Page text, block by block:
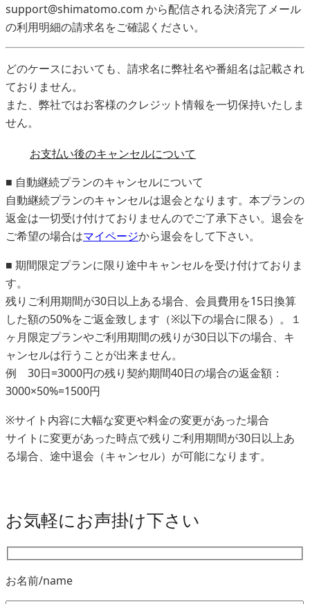
support@shimatomo.com から配信される決済完了メール
の利用明細の請求名をご確認ください。
どのケースにおいても、請求名に弊社名や番組名は記載され
ておりません。
また、弊社ではお客様のクレジット情報を一切保持いたしま
せん。
お支払い後のキャンセルについて
■ 自動継続プランのキャンセルについて
自動継続プランのキャンセルは退会となります。本プランの
返金は一切受け付けておりませんのでご了承下さい。退会を
ご希望の場合はマイページから退会をして下さい。
■ 期間限定プランに限り途中キャンセルを受け付けておりま
す。
残りご利用期間が30日以上ある場合、会員費用を15日換算
した額の50%をご返金致します（※以下の場合に限る）。１
ヶ月限定プランやご利用期間の残りが30日以下の場合、キ
ャンセルは行うことが出来ません。
例 30日=3000円の残り契約期間40日の場合の返金額：
3000×50%=1500円
※サイト内容に大幅な変更や料金の変更があった場合
サイトに変更があった時点で残りご利用期間が30日以上あ
る場合、途中退会（キャンセル）が可能になります。
お気軽にお声掛け下さい
お名前/name